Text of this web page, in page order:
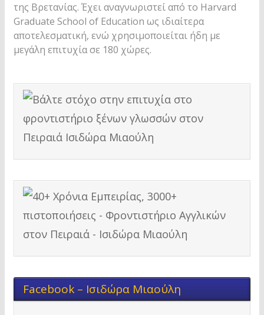
της Βρετανίας. Έχει αναγνωριστεί από το Harvard
Graduate School of Education ως ιδιαίτερα
αποτελεσματική, ενώ χρησιμοποιείται ήδη με
μεγάλη επιτυχία σε 180 χώρες.
Facebook – Ισιδώρα Μιαούλη